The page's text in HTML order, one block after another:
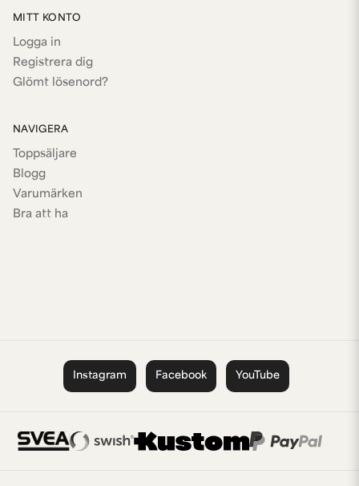
MITT KONTO
Logga in
Registrera dig
Glömt lösenord?
NAVIGERA
Toppsäljare
Blogg
Varumärken
Bra att ha
Instagram Facebook YouTube